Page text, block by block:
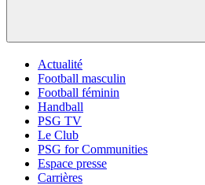
Actualité
Football masculin
Football féminin
Handball
PSG TV
Le Club
PSG for Communities
Espace presse
Carrières